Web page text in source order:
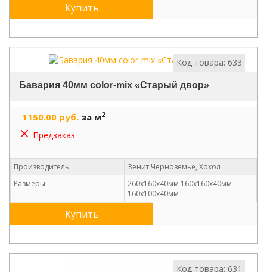
Купить
Код товара: 633
Бавария 40мм color-mix «Старый двор»
1150.00 руб. за м2
Предзаказ
Производитель
Зенит Черноземье, Хохол
Размеры
260х160х40мм 160х160х40мм
160х100х40мм
Купить
Код товара: 631